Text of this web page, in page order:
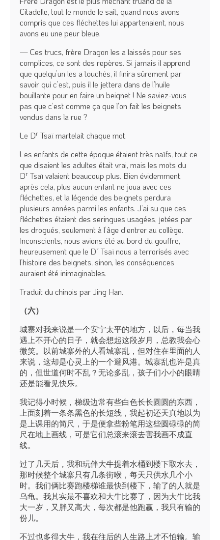
Citadelle, tout le monde le sait, quand nous avons
compris que ces fléchettes lui appartenaient, nous
avons eu une peur bleue.
— Ces trucs, frère Dragon les a laissés pour ses
complices, ce sont des repères. Si jamais il apprend
que quelqu’un les a touchés, il finira sûrement par
savoir qui c’est, puis il le jettera dans de l’huile
bouillante pour en faire un beignet ! Ne saviez-vous
pas que c’est comme ça que l’on fait les beignets
vendus dans la rue ?
Le Dr Tsaï martelait chaque mot.
Les enfants de cette époque étaient très naïfs, tout ce
que disaient les adultes était vrai, mais les mots du
Dr Tsaï valaient beaucoup plus. Bien évidemment,
après cela, plus aucun enfant ne joua avec ces
fléchettes, et la légende des beignets perdura
plusieurs années parmi les enfants. J’ai su que ces
fléchettes étaient des seringues usagées, jetées par
les drogués, seulement à l’âge d’entrer au collège.
Inconscients, nous avions été au bord du gouffre,
heureusement que le Dr Tsaï nous a terrorisés avec
l’histoire des beignets, sinon, les conséquences
auraient été inimaginables.
Traduit du chinois par Jing Han.
（六）
城寨对我来说是一个安宁太平的地方，以后，每当我
遇上不开心的日子，就会想起这段岁月，总教我会心
微笑。以前城寨外的人看城寨乱，但对住在里面的人
来说，这却是心灵上的一个避风港。城寨乱也许是真
的，但世道何时不乱？无论多乱，孩子们小小的眼睛
还是能看见快乐。
我记得小时候，梯级边常有些白色长长圆圆的东西，
上面刻着一条条黑色的长短线，我起初还天真地以为
是上课用的简尺，于是便拿些粉笔用这些圆碌碌的简
尺在地上画线，可是它们总滚来滚去害我画不成直
线。
过了几天后，我和玩伴大牛提着水桶到楼下取水去，
那时候整个城寨只有几条街喉，每天只供水几个小
时。我们俩比赛跑楼梯谁最快到楼下，输了的人就是
乌龟。我其实最不喜欢和大牛比赛了，因为大牛比我
大一岁，又胖又高大，每次都是他跑赢，我只有输的
份儿。
不过也多得大牛，我在往后的人生路上才不怕输。输